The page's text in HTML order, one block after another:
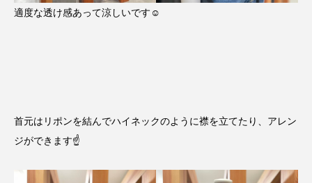
適度な透け感あって涼しいです☺️
首元はリポンを結んでハイネックのように襟を立てたり、アレン
ジができます☝️